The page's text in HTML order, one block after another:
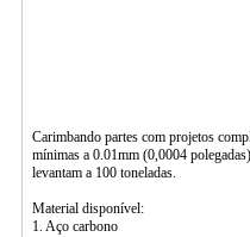
Carimbando partes com projetos
mínimas a 0.01mm (0,0004
levantam a 100 toneladas.
Material disponível:
1. Aço carbono